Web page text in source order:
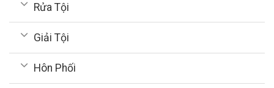
Rửa Tội
Giải Tội
Hôn Phối